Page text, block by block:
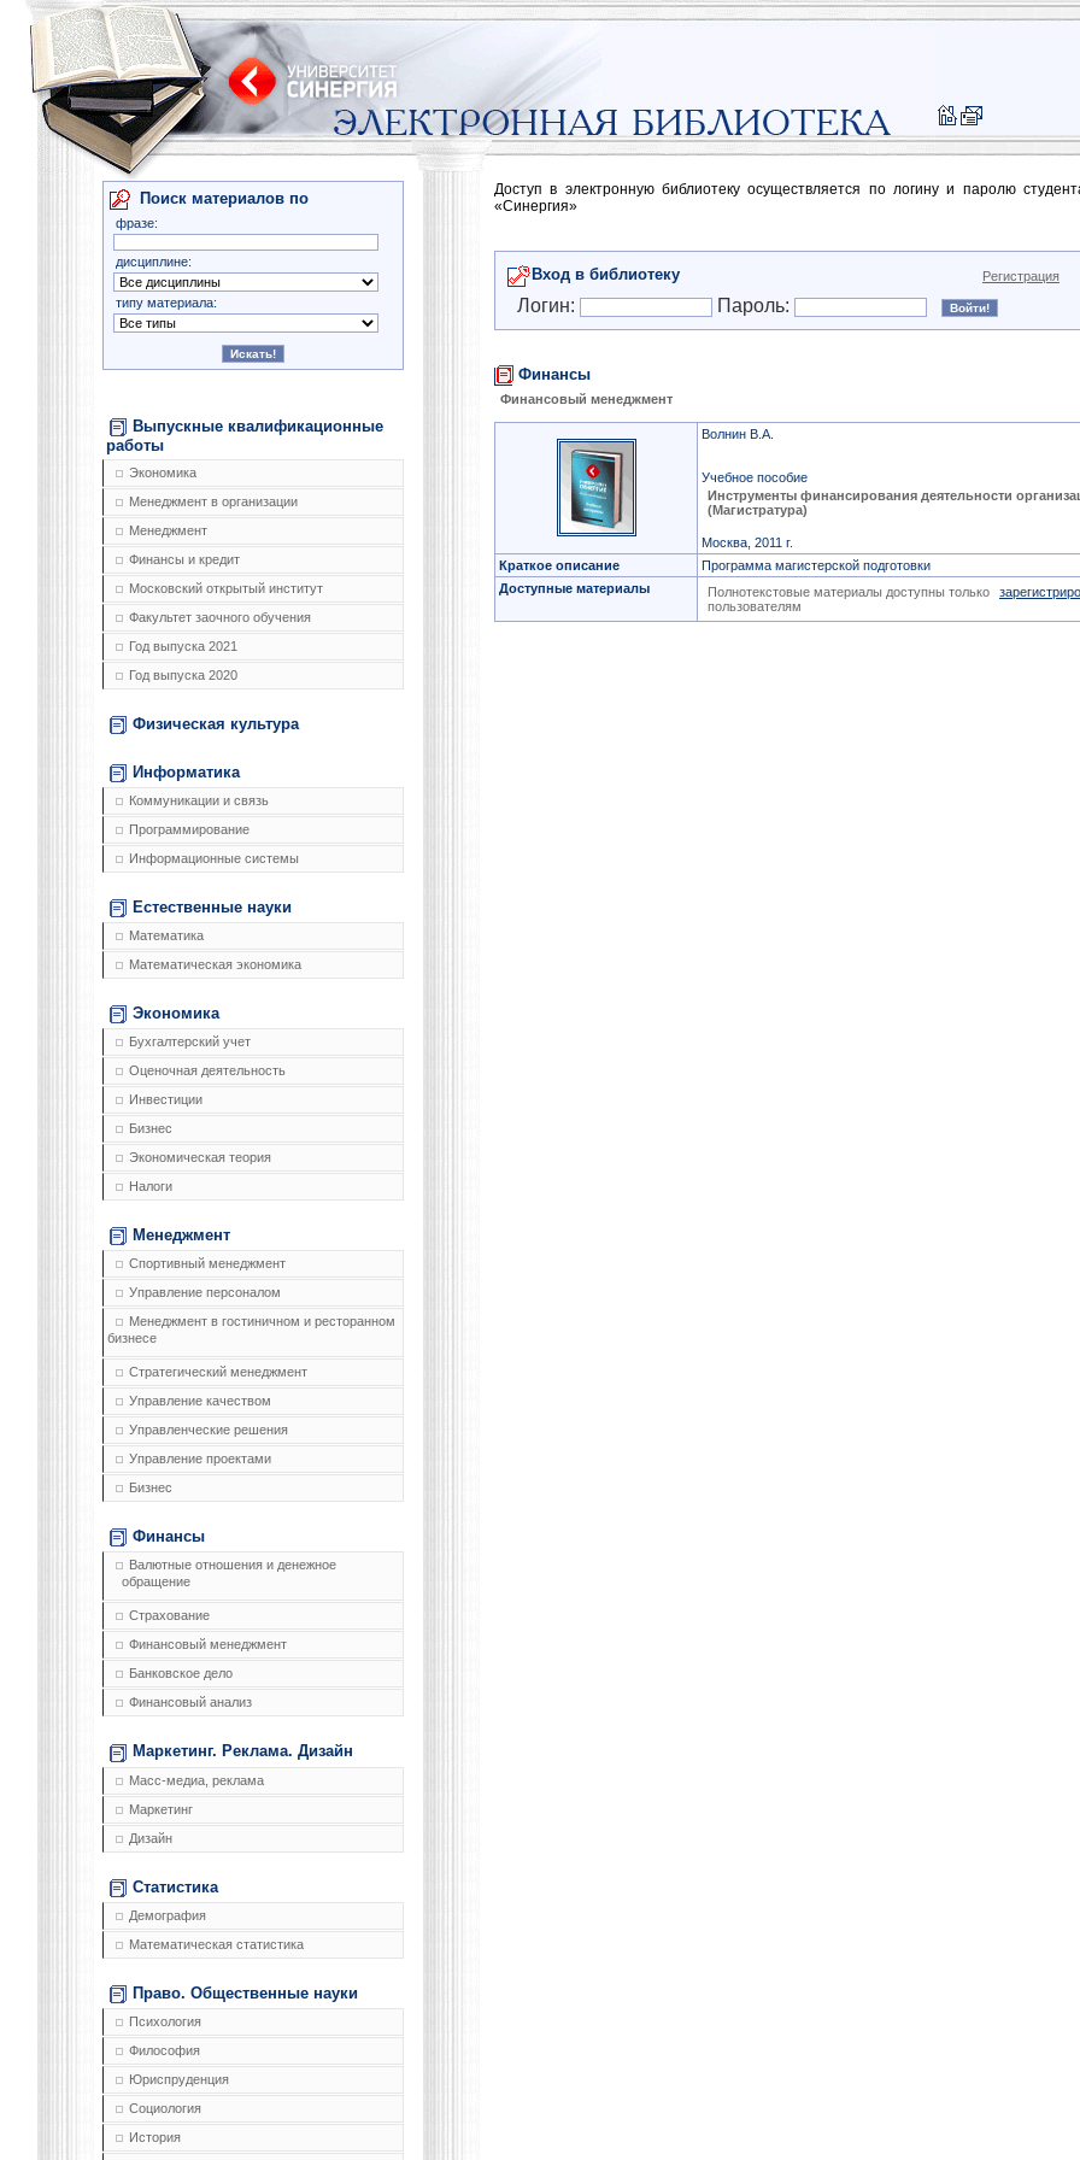
Поиск материалов по
фразе:
дисциплине:
типу материала:
Выпускные квалификационные
работы
Экономика
Менеджмент в организации
Менеджмент
Финансы и кредит
Московский открытый институт
Факультет заочного обучения
Год выпуска 2021
Год выпуска 2020
Физическая культура
Информатика
Коммуникации и связь
Программирование
Информационные системы
Естественные науки
Математика
Математическая экономика
Экономика
Бухгалтерский учет
Оценочная деятельность
Инвестиции
Бизнес
Экономическая теория
Налоги
Менеджмент
Спортивный менеджмент
Управление персоналом
Менеджмент в гостиничном и ресторанном
бизнесе
Стратегический менеджмент
Управление качеством
Управленческие решения
Управление проектами
Бизнес
Финансы
Валютные отношения и денежное
обращение
Страхование
Финансовый менеджмент
Банковское дело
Финансовый анализ
Маркетинг. Реклама. Дизайн
Масс-медиа, реклама
Маркетинг
Дизайн
Статистика
Демография
Математическая статистика
Право. Общественные науки
Психология
Философия
Юриспруденция
Социология
История
Доступ в электронную библиотеку осуществляется по логину и паролю
«Синергия»
Вход в библиотеку Регистрация
Логин: Пароль:
Финансы
Финансовый менеджмент
Волнин В.А.
Учебное пособие
Инструменты финансирования деятельности
(Магистратура)
Москва, 2011 г.
Краткое описание
Программа магистерской подготовки
Доступные материалы
Полнотекстовые материалы доступны только
пользователям